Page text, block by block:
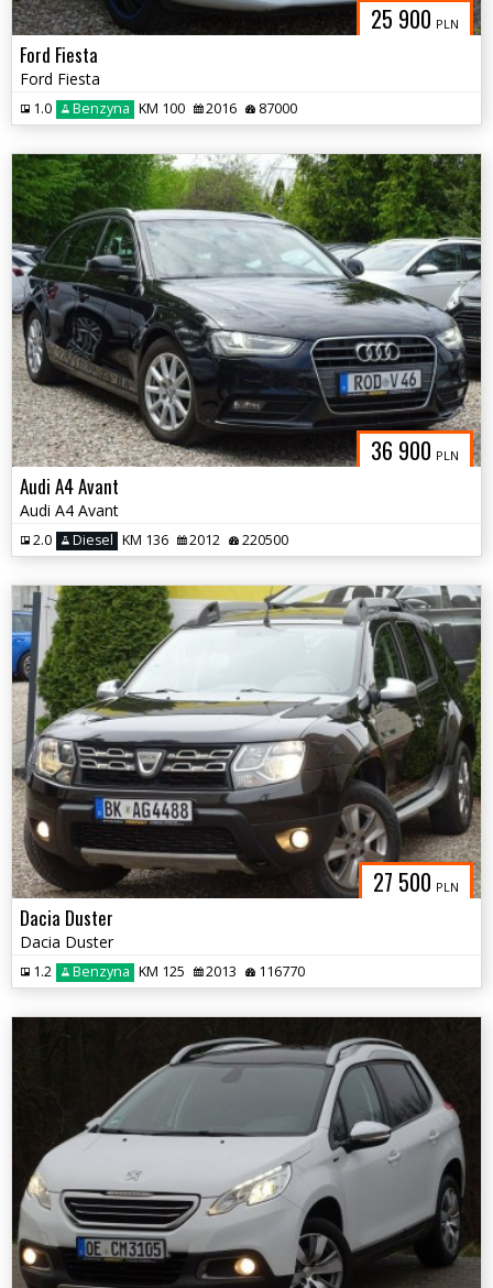
25 900 PLN
Ford Fiesta
Ford Fiesta
1.0 Benzyna KM 100 2016 87000
36 900 PLN
Audi A4 Avant
Audi A4 Avant
2.0 Diesel KM 136 2012 220500
27 500 PLN
Dacia Duster
Dacia Duster
1.2 Benzyna KM 125 2013 116770